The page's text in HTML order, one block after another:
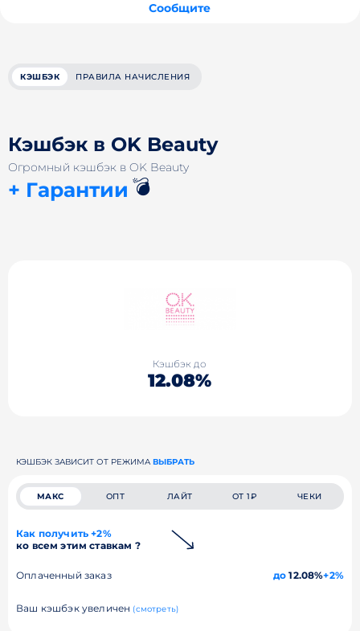
Сообщите
КЭШБЭК ПРАВИЛА НАЧИСЛЕНИЯ
Кэшбэк в OK Beauty
Огромный кэшбэк в OK Beauty
+ Гарантии 💣
Кэшбэк до
12.08%
КЭШБЭК ЗАВИСИТ ОТ РЕЖИМА ВЫБРАТЬ
МАКС ОПТ ЛАЙТ ОТ 1₽ ЧЕКИ
Как получить +2%
ко всем этим ставкам ?
Оплаченный заказ до 12.08%+2%
Ваш кэшбэк увеличен (смотреть)